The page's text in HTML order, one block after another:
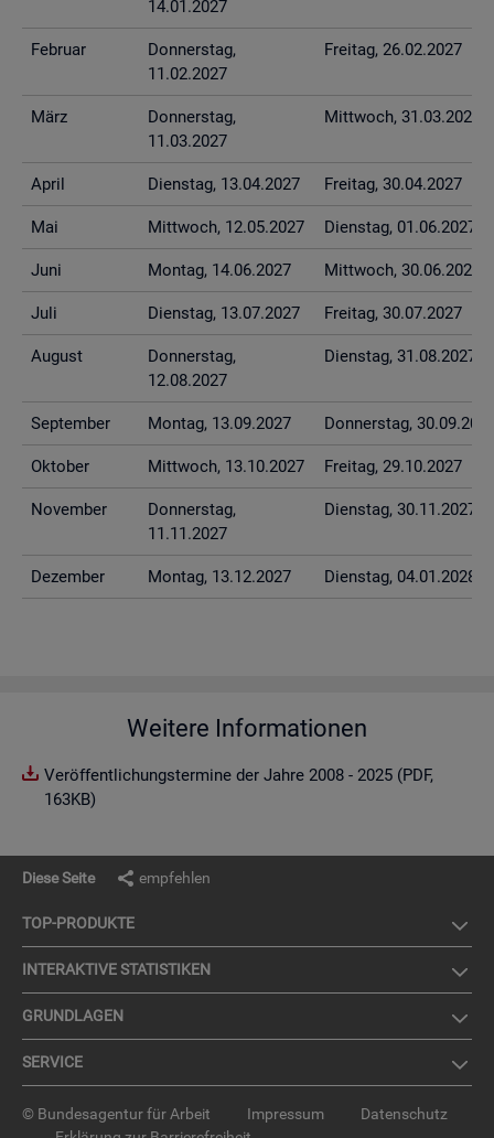
14.01.2027
Fe­bru­ar
Don­ners­tag,
11.02.2027
Frei­tag, 26.02.2027
März
Don­ners­tag,
11.03.2027
Mitt­woch, 31.03.2027
April Diens­tag, 13.04.2027 Frei­tag, 30.04.2027
Mai Mitt­woch, 12.05.2027 Diens­tag, 01.06.2027
Juni Mon­tag, 14.06.2027 Mitt­woch, 30.06.2027
Juli Diens­tag, 13.07.2027 Frei­tag, 30.07.2027
Au­gust
Don­ners­tag,
12.08.2027
Diens­tag, 31.08.2027
Sep­tem­ber Mon­tag, 13.09.2027 Don­ners­tag,
Ok­to­ber Mitt­woch, 13.10.2027 Frei­tag, 29.10.2027
No­vem­ber
Don­ners­tag,
11.11.2027
Diens­tag, 30.11.2027
De­zem­ber Mon­tag, 13.12.2027 Diens­tag, 04.01.2028
Weitere Informationen
Veröffentlichungstermine der Jahre 2008 - 2025 (PDF,
163KB)
Diese Seite empfehlen
TOP-PRO­DUK­TE
IN­TER­AK­TI­VE STA­TIS­TI­KEN
GRUND­LA­GEN
SER­VICE
© Bundesagentur für Arbeit Impressum
Datenschutz